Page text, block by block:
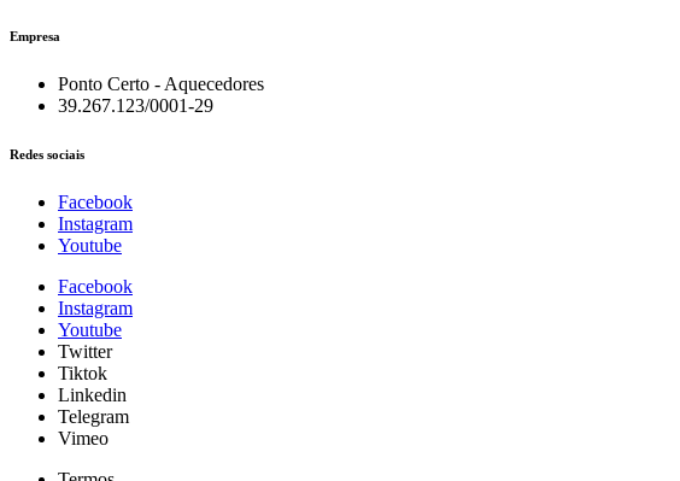
Empresa
Ponto Certo - Aquecedores
39.267.123/0001-29
Redes sociais
Facebook
Instagram
Youtube
Facebook
Instagram
Youtube
Twitter
Tiktok
Linkedin
Telegram
Vimeo